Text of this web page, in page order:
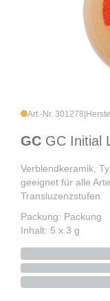
Art.-Nr. 301278
GC GC Initial
Verblendkeramik,
geeignet für alle
Transluzenzstufen
Packung: Packung
Inhalt: 5 x 3 g